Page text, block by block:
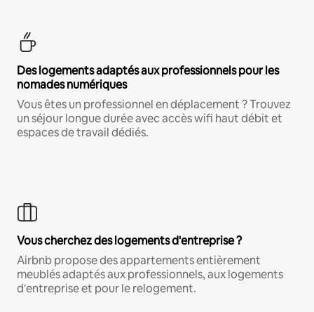
Des logements adaptés aux professionnels pour les
nomades numériques
Vous êtes un professionnel en déplacement ? Trouvez
un séjour longue durée avec accès wifi haut débit et
espaces de travail dédiés.
Vous cherchez des logements d'entreprise ?
Airbnb propose des appartements entièrement
meublés adaptés aux professionnels, aux logements
d'entreprise et pour le relogement.